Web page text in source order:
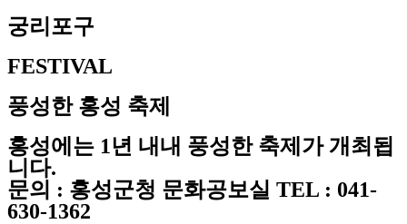
궁리포구
FESTIVAL
풍성한 홍성 축제
홍성에는 1년 내내 풍성한 축제가 개최됩
니다.
문의 : 홍성군청 문화공보실 TEL : 041-
630-1362